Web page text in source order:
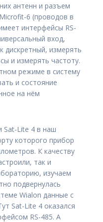
антенн и разъем
6 (проводов в
интерфейсы RS-
вход,
дискретный, измерять
и измерять частоту.
режиме в систему
и состояние
на нём
Lite 4 в наш
которого прибор
К качеству
так и
изучаем
подвернулась
Wialon данные с
Sat-Lite 4 оказался
RS-485. А